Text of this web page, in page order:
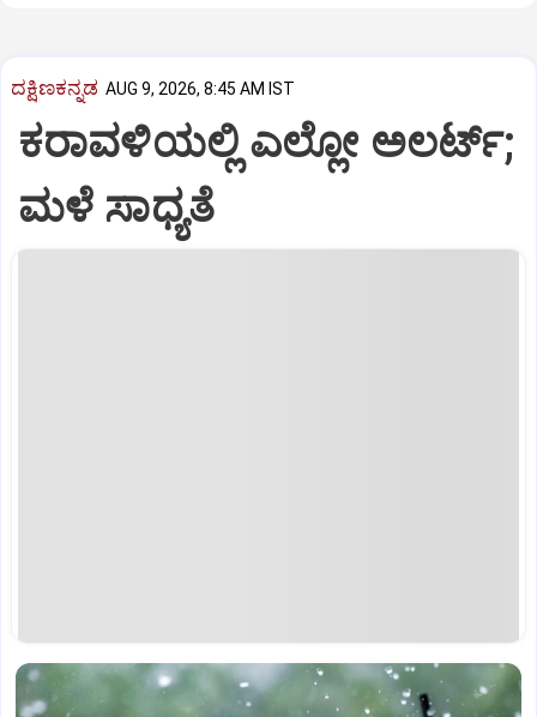
ದಕ್ಷಿಣಕನ್ನಡ AUG 9, 2026, 8:45 AM IST
ಕರಾವಳಿಯಲ್ಲಿ ಎಲ್ಲೋ ಅಲರ್ಟ್‌;
ಮಳೆ ಸಾಧ್ಯತೆ